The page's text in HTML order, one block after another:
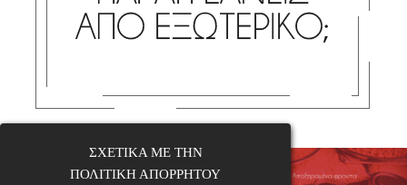
ΣΧΕΤΙΚΑ ΜΕ ΤΗΝ
ΠΟΛΙΤΙΚΗ ΑΠΟΡΡΗΤΟΥ